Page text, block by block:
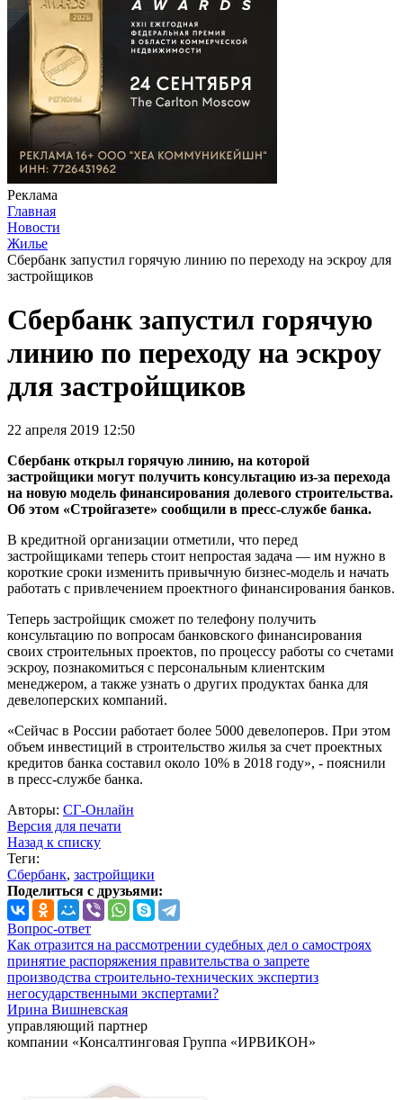
Реклама
Главная
Новости
Жилье
Сбербанк запустил горячую линию по переходу на эскроу для
застройщиков
Сбербанк запустил горячую
линию по переходу на эскроу
для застройщиков
22 апреля 2019 12:50
Сбербанк открыл горячую линию, на которой
застройщики могут получить консультацию из-за перехода
на новую модель финансирования долевого строительства.
Об этом «Стройгазете» сообщили в пресс-службе банка.
В кредитной организации отметили, что перед
застройщиками теперь стоит непростая задача — им нужно в
короткие сроки изменить привычную бизнес-модель и начать
работать с привлечением проектного финансирования банков.
Теперь застройщик сможет по телефону получить
консультацию по вопросам банковского финансирования
своих строительных проектов, по процессу работы со счетами
эскроу, познакомиться с персональным клиентским
менеджером, а также узнать о других продуктах банка для
девелоперских компаний.
«Сейчас в России работает более 5000 девелоперов. При этом
объем инвестиций в строительство жилья за счет проектных
кредитов банка составил около 10% в 2018 году», - пояснили
в пресс-службе банка.
Авторы: СГ-Онлайн
Версия для печати
Назад к списку
Теги:
Сбербанк, застройщики
Поделиться с друзьями:
Вопрос-ответ
Как отразится на рассмотрении судебных дел о самостроях
принятие распоряжения правительства о запрете
производства строительно-технических экспертиз
негосударственными экспертами?
Ирина Вишневская
управляющий партнер
компании «Консалтинговая Группа «ИРВИКОН»